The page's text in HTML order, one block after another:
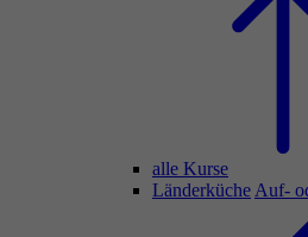
alle Kurse
Länderküche Auf-